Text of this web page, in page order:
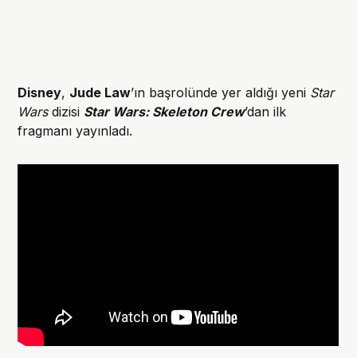
Disney, Jude Law’ın başrolünde yer aldığı yeni Star
Warsdizisi Star Wars: Skeleton Crew’dan ilk
fragmanı yayınladı.